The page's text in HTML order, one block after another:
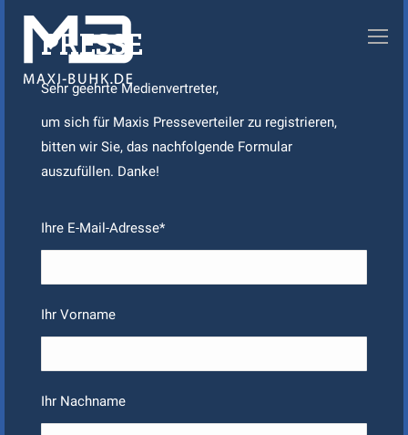
PRESSE
Sehr geehrte Medienvertreter,
um sich für Maxis Presseverteiler zu registrieren,
bitten wir Sie, das nachfolgende Formular
auszufüllen. Danke!
Ihre E-Mail-Adresse*
Ihr Vorname
Ihr Nachname